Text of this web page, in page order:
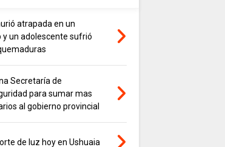
atrapada en un
y un adolescente sufrió
Secretaría de
para sumar mas
al gobierno provincial
de luz hoy en Ushuaia